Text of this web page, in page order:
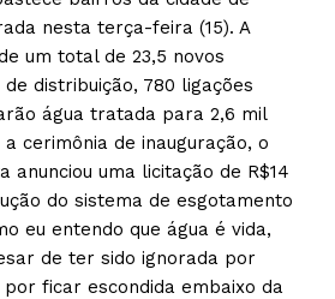
nesta terça-feira (15). A
um total de 23,5 novos
distribuição, 780 ligações
água tratada para 2,6 mil
cerimônia de inauguração, o
anunciou uma licitação de R$14
do sistema de esgotamento
eu entendo que água é vida,
de ter sido ignorada por
ficar escondida embaixo da